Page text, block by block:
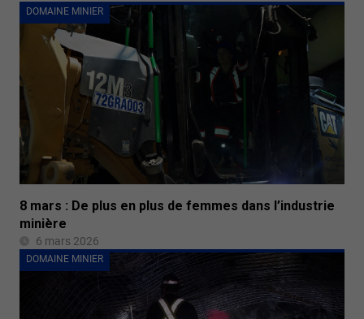
DOMAINE MINIER
8 mars : De plus en plus de femmes dans l’industrie
minière
6 mars 2026
DOMAINE MINIER